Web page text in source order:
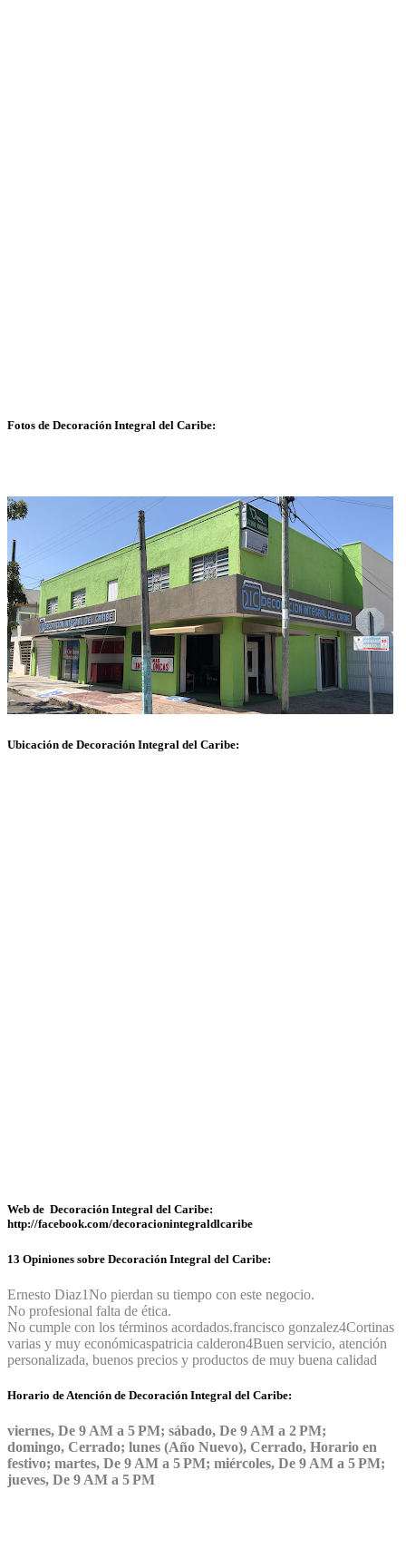
Fotos de Decoración Integral del Caribe:
Ubicación de Decoración Integral del Caribe:
Web de Decoración Integral del Caribe:
http://facebook.com/decoracionintegraldlcaribe
13 Opiniones sobre Decoración Integral del Caribe:
Ernesto Diaz1No pierdan su tiempo con este negocio.
No profesional falta de ética.
No cumple con los términos acordados.francisco gonzalez4Cortinas
varias y muy económicaspatricia calderon4Buen servicio, atención
personalizada, buenos precios y productos de muy buena calidad
Horario de Atención de Decoración Integral del Caribe:
viernes, De 9 AM a 5 PM; sábado, De 9 AM a 2 PM;
domingo, Cerrado; lunes (Año Nuevo), Cerrado, Horario en
festivo; martes, De 9 AM a 5 PM; miércoles, De 9 AM a 5 PM;
jueves, De 9 AM a 5 PM